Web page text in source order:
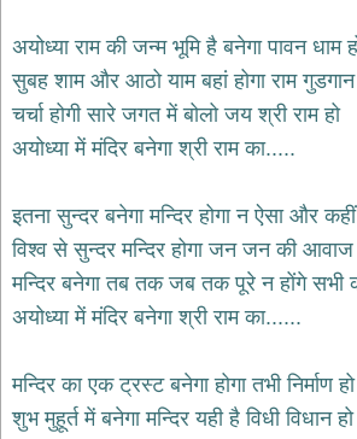
शिव
भजन
bhajans
हनुमान
bhajans
साईं
भजन
sai
bhajans
भजन
jain
bhajans
अयोध्या राम की जन्म भूमि है बनेगा पावन धाम
सुबह शाम और आठो याम बहां होगा राम गुडगान
चर्चा होगी सारे जगत में बोलो जय श्री राम हो
अयोध्या में मंदिर बनेगा श्री राम का.....
इतना सुन्दर बनेगा मन्दिर होगा न ऐसा और कहीं
विश्व से सुन्दर मन्दिर होगा जन जन की आवाज
मन्दिर बनेगा तब तक जब तक पूरे न होंगे सभी
अयोध्या में मंदिर बनेगा श्री राम का......
मन्दिर का एक ट्रस्ट बनेगा होगा तभी निर्माण हो
शुभ मुहूर्त में बनेगा मन्दिर यही है विधी विधान हो